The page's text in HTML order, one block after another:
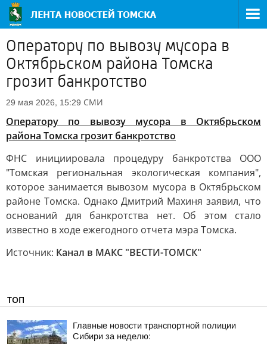
Оператору по вывозу мусора в
Октябрьском района Томска
грозит банкротство
29 мая 2026, 15:29 СМИ
Оператору по вывозу мусора в Октябрьском
района Томска грозит банкротство
ФНС инициировала процедуру банкротства ООО
"Томская региональная экологическая компания",
которое занимается вывозом мусора в Октябрьском
районе Томска. Однако Дмитрий Махиня заявил, что
оснований для банкротства нет. Об этом стало
известно в ходе ежегодного отчета мэра Томска.
Источник: Канал в МАКС "ВЕСТИ-ТОМСК"
ТОП
Главные новости транспортной полиции
Сибири за неделю: